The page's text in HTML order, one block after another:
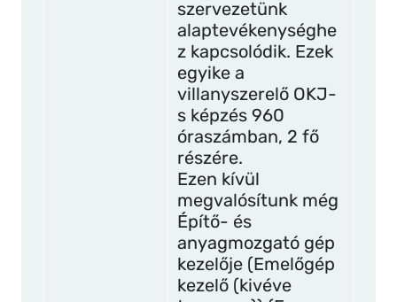
szervezetünk
alaptevékenységhe
z kapcsolódik. Ezek
egyike a
villanyszerelő OKJ-
s képzés 960
óraszámban, 2 fő
részére.
Ezen kívül
megvalósítunk még
Építő- és
anyagmozgató gép
kezelője (Emelőgép
kezelő (kivéve